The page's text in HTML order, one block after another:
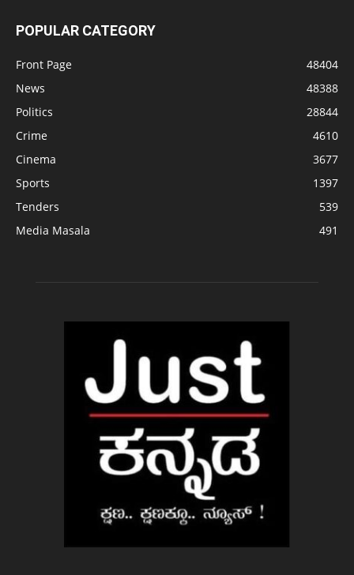
POPULAR CATEGORY
Front Page
48404
News
48388
Politics
28844
Crime
4610
Cinema
3677
Sports
1397
Tenders
539
Media Masala
491